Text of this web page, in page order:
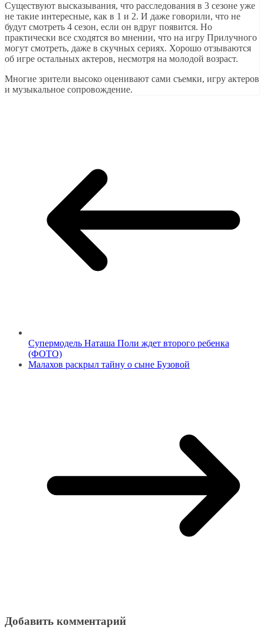
Существуют высказывания, что расследования в 3 сезоне уже
не такие интересные, как в 1 и 2. И даже говорили, что не
будут смотреть 4 сезон, если он вдруг появится. Но
практически все сходятся во мнении, что на игру Прилучного
могут смотреть, даже в скучных сериях. Хорошо отзываются
об игре остальных актеров, несмотря на молодой возраст.
Многие зрители высоко оценивают сами съемки, игру актеров
и музыкальное сопровождение.
Супермодель Наташа Поли ждет второго ребенка
(ФОТО)
Малахов раскрыл тайну о сыне Бузовой
Добавить комментарий